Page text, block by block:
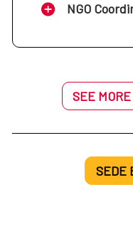
NGO
SEE
SEDE